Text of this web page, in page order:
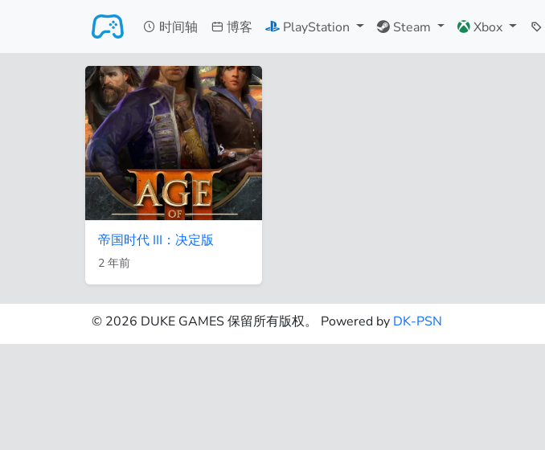
时间轴
博客 PlayStation Steam Xbox
帝国时代 III：决定版
2 年前
© 2026 DUKE GAMES 保留所有版权。 Powered by DK-PSN